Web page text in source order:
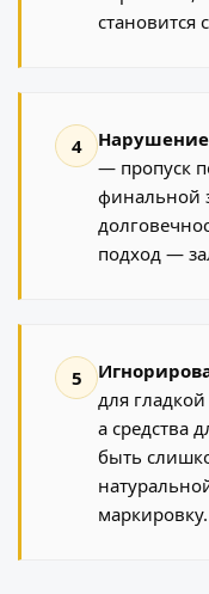
становится
4
Нарушение
— пропуск
финальной
подход —
5
для
а средства
быть
маркировку.